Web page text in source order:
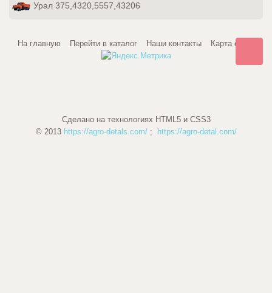
Урал 375,4320,5557,43206
На главную Перейти в каталог Наши контакты Карта сайта
Сделано на технологиях HTML5 и CSS3
© 2013 https://agro-detals.com/; https://agro-detal.com/